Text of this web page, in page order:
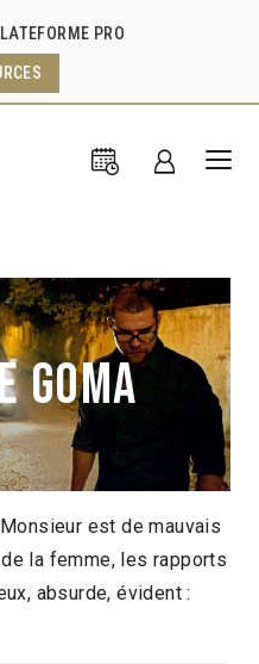
PRO
goma
2020
16min
? Résister
est de mauvais
la femme, les rapports
absurde, évident :